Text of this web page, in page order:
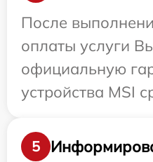
После
оплаты услуги
официальную
устройства MSI
5